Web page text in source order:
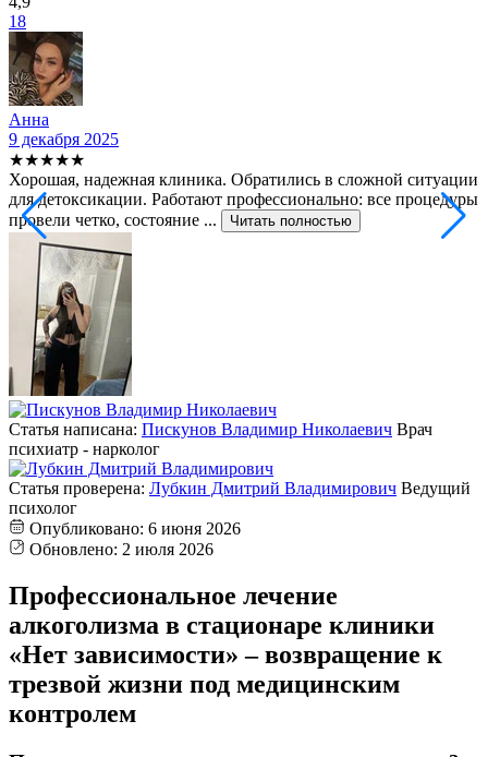
18
Анна
9 декабря 2025
★★★★★
Хорошая, надежная клиника. Обратились в сложной ситуации
для детоксикации. Работают профессионально: все процедуры
провели четко, состояние ...
Читать полностью
Статья написана: Пискунов Владимир Николаевич Врач
психиатр - нарколог
Статья проверена: Лубкин Дмитрий Владимирович Ведущий
психолог
Опубликовано: 6 июня 2026
Обновлено: 2 июля 2026
Профессиональное лечение
алкоголизма в стационаре клиники
«Нет зависимости» – возвращение к
трезвой жизни под медицинским
контролем